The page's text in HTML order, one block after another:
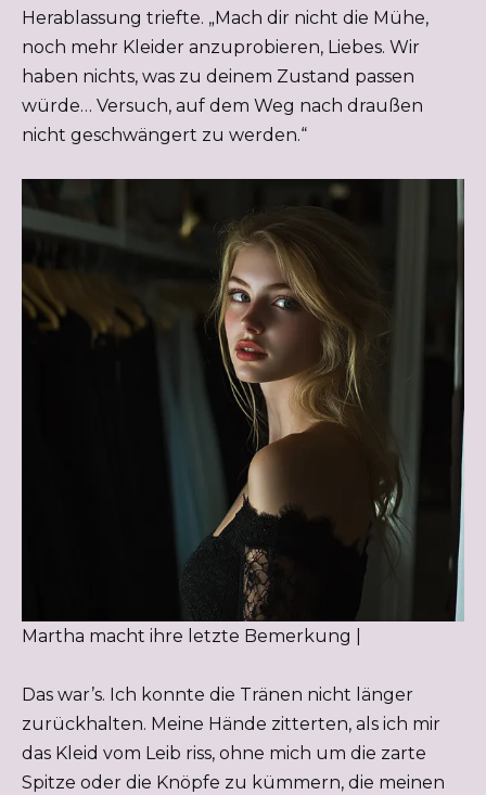
Herablassung triefte. „Mach dir nicht die Mühe,
noch mehr Kleider anzuprobieren, Liebes. Wir
haben nichts, was zu deinem Zustand passen
würde… Versuch, auf dem Weg nach draußen
nicht geschwängert zu werden.“
Martha macht ihre letzte Bemerkung |
Das war’s. Ich konnte die Tränen nicht länger
zurückhalten. Meine Hände zitterten, als ich mir
das Kleid vom Leib riss, ohne mich um die zarte
Spitze oder die Knöpfe zu kümmern, die meinen